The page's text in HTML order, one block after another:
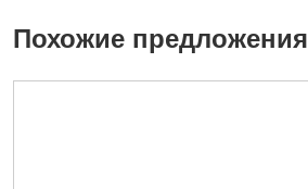
Похожие предложения